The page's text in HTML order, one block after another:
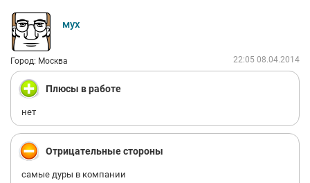
мух
Город: Москва 22:05 08.04.2014
Плюсы в работе
нет
Отрицательные стороны
самые дуры в компании